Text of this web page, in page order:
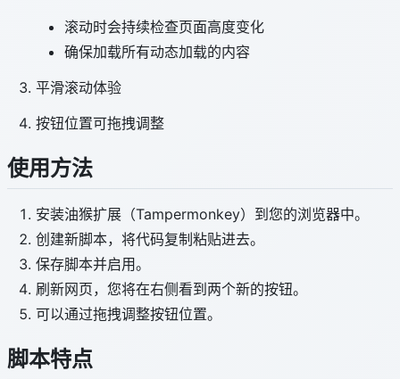
滚动时会持续检查页面高度变化
确保加载所有动态加载的内容
平滑滚动体验
按钮位置可拖拽调整
使用方法
安装油猴扩展（Tampermonkey）到您的浏览器中。
创建新脚本，将代码复制粘贴进去。
保存脚本并启用。
刷新网页，您将在右侧看到两个新的按钮。
可以通过拖拽调整按钮位置。
脚本特点